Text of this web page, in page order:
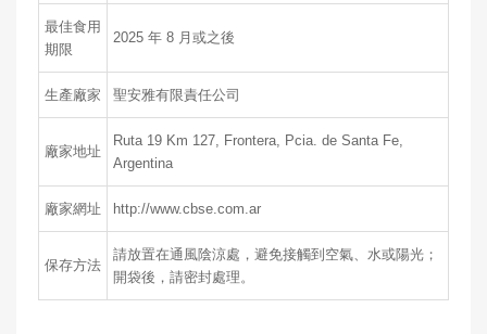
最佳食用
期限
2025 年 8 月或之後
生產廠家 聖安雅有限責任公司
廠家地址
Ruta 19 Km 127, Frontera, Pcia. de Santa Fe,
Argentina
廠家網址 http://www.cbse.com.ar
保存方法
請放置在通風陰涼處，避免接觸到空氣、水或陽光；
開袋後，請密封處理。